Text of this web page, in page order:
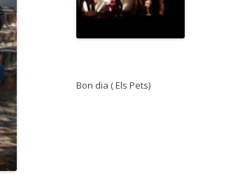
Bon dia ( Els Pets)